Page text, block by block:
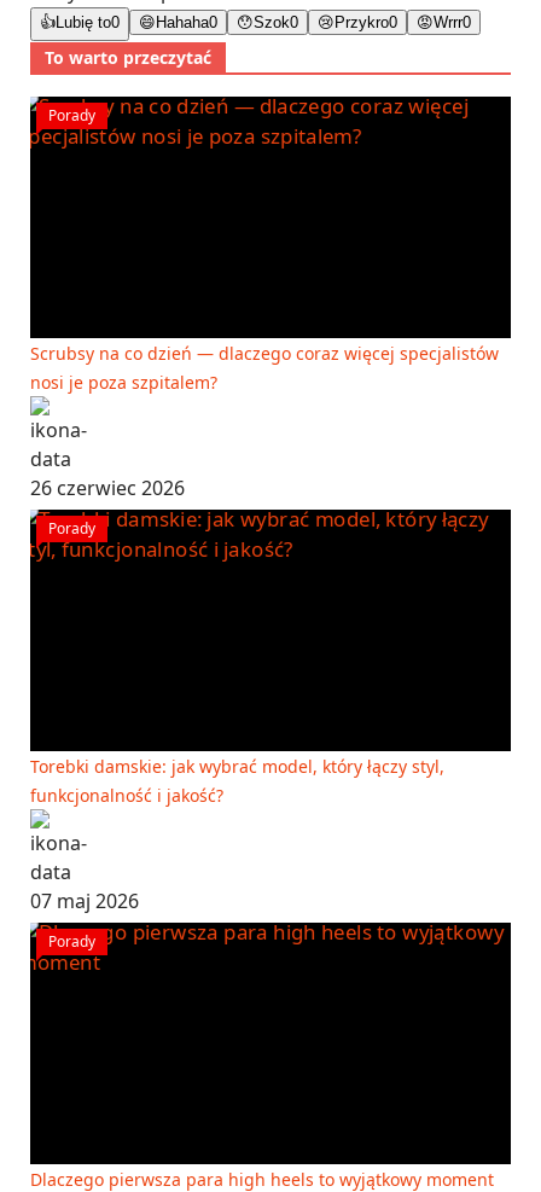
👍Lubię to0 😄Hahaha0 😯Szok0 😢Przykro0 😡Wrrr0
To warto przeczytać
Porady
Scrubsy na co dzień — dlaczego coraz więcej specjalistów
nosi je poza szpitalem?
26 czerwiec 2026
Porady
Torebki damskie: jak wybrać model, który łączy styl,
funkcjonalność i jakość?
07 maj 2026
Porady
Dlaczego pierwsza para high heels to wyjątkowy moment